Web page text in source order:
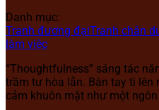
Danh mục:
Tranh đương đạiTranh chân
làm việc
“Thoughtfulness” sáng tác
trầm tư hòa lẫn. Bàn tay tì lên
cảm khuôn mặt như một